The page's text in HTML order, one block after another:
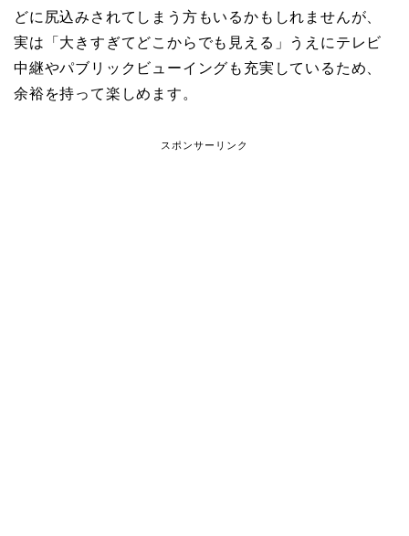
どに尻込みされてしまう方もいるかもしれませんが、
実は「大きすぎてどこからでも見える」うえにテレビ
中継やパブリックビューイングも充実しているため、
余裕を持って楽しめます。
スポンサーリンク